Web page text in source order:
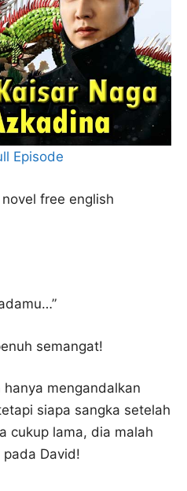
Episode
novel free english
semangat!
mengandalkan
siapa sangka setelah
cukup lama, dia malah
David!